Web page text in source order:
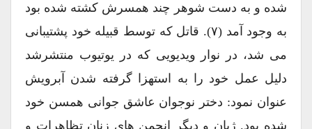
شده و به دست شوهر چند همسرش کشته شده بود
به وجود آمد (۷). قاتل که توسط قبیله خود پشتیبانی
می شد، در نوار ویدیویی که در یوتیوب منتشرشد
دلیل عمل خود را به استهزا گرفته شدن آبرویش
عنوان نمود: دختر نوجوان عاشق جوانی همسن خود
شده بود. ژیان و دیگر انجمن های زنان تظاهرات و